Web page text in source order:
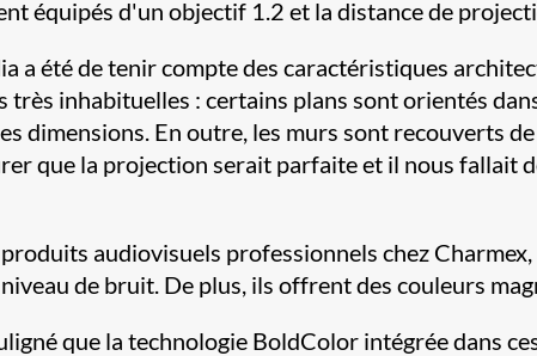
équipés d'un objectif 1.2 et la distance de
a été de tenir compte des caractéristiques
inhabituelles : certains plans sont orientés
dimensions. En outre, les murs sont recouverts
que la projection serait parfaite et il nous fallait
audiovisuels professionnels chez
de bruit. De plus, ils offrent des couleurs
que la technologie BoldColor intégrée dans